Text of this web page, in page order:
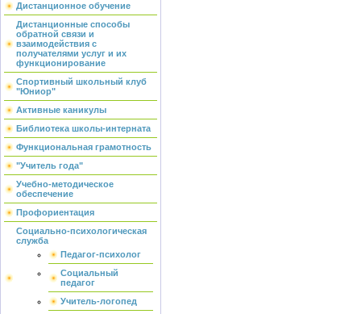
Дистанционное обучение
Дистанционные способы
обратной связи и
взаимодействия с
получателями услуг и их
функционирование
Спортивный школьный клуб
"Юниор"
Активные каникулы
Библиотека школы-интерната
Функциональная грамотность
"Учитель года"
Учебно-методическое
обеспечение
Профориентация
Социально-психологическая
служба
Педагог-психолог
Социальный
педагог
Учитель-логопед